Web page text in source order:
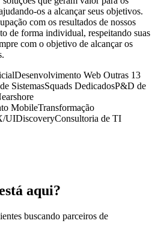
os a alcançar seus objetivos.
com os resultados de nossos
de forma individual, respeitando suas
com o objetivo de alcançar os
Desenvolvimento Web Outras 13
SistemasSquads DedicadosP&D de
MobileTransformação
UIDiscoveryConsultoria de TI
aqui?
buscando parceiros de